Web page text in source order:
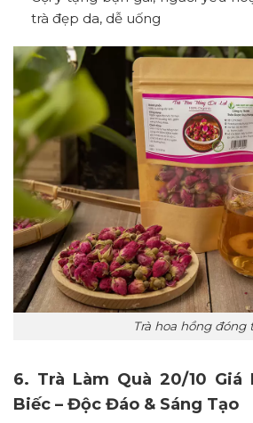
trà đẹp da, dễ uống
Trà hoa hồng đóng
6. Trà Làm Quà 20/10 Giá
Biếc – Độc Đáo & Sáng Tạo